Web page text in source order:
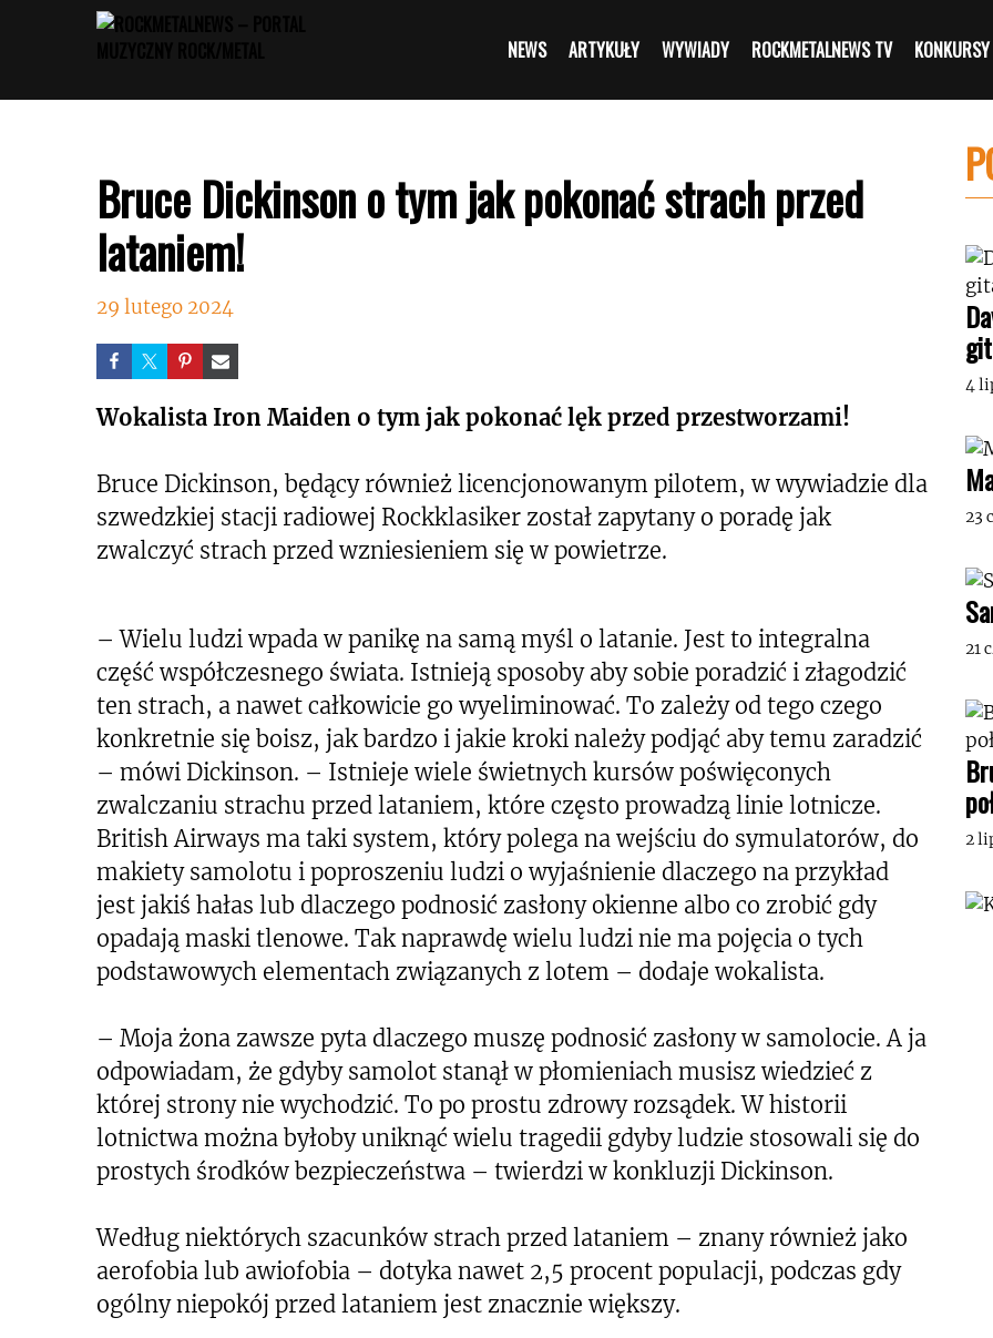
NEWS ARTYKUŁY WYWIADY ROCKMETALNEWS TV KONKURSY
Bruce Dickinson o tym jak pokonać strach przed
lataniem!
29 lutego 2024
Wokalista Iron Maiden o tym jak pokonać lęk przed przestworzami!
Bruce Dickinson, będący również licencjonowanym pilotem, w wywiadzie dla
szwedzkiej stacji radiowej Rockklasiker został zapytany o poradę jak
zwalczyć strach przed wzniesieniem się w powietrze.
– Wielu ludzi wpada w panikę na samą myśl o latanie. Jest to integralna
część współczesnego świata. Istnieją sposoby aby sobie poradzić i złagodzić
ten strach, a nawet całkowicie go wyeliminować. To zależy od tego czego
konkretnie się boisz, jak bardzo i jakie kroki należy podjąć aby temu zaradzić
– mówi Dickinson. – Istnieje wiele świetnych kursów poświęconych
zwalczaniu strachu przed lataniem, które często prowadzą linie lotnicze.
British Airways ma taki system, który polega na wejściu do symulatorów, do
makiety samolotu i poproszeniu ludzi o wyjaśnienie dlaczego na przykład
jest jakiś hałas lub dlaczego podnosić zasłony okienne albo co zrobić gdy
opadają maski tlenowe. Tak naprawdę wielu ludzi nie ma pojęcia o tych
podstawowych elementach związanych z lotem – dodaje wokalista.
– Moja żona zawsze pyta dlaczego muszę podnosić zasłony w samolocie. A ja
odpowiadam, że gdyby samolot stanął w płomieniach musisz wiedzieć z
której strony nie wychodzić. To po prostu zdrowy rozsądek. W historii
lotnictwa można byłoby uniknąć wielu tragedii gdyby ludzie stosowali się do
prostych środków bezpieczeństwa – twierdzi w konkluzji Dickinson.
Według niektórych szacunków strach przed lataniem – znany również jako
aerofobia lub awiofobia – dotyka nawet 2,5 procent populacji, podczas gdy
ogólny niepokój przed lataniem jest znacznie większy.
4
23
21
2